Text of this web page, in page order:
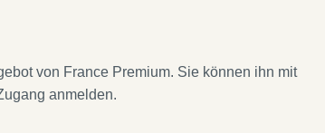
von France Premium. Sie können ihn mit
anmelden.